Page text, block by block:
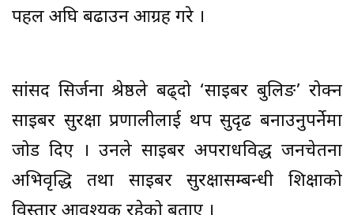
पहल अघि बढाउन आग्रह गरे ।
सांसद सिर्जना श्रेष्ठले बढ्दो ‘साइबर बुलिङ’ रोक्न
साइबर सुरक्षा प्रणालीलाई थप सुदृढ बनाउनुपर्नेमा
जोड दिए । उनले साइबर अपराधविरुद्ध जनचेतना
अभिवृद्धि तथा साइबर सुरक्षासम्बन्धी शिक्षाको